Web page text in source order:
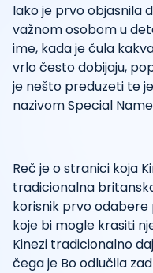
Iako je prvo objasnila
važnom osobom u
ime, kada je čula
vrlo često dobijaju,
je nešto preduzeti te
nazivom Special
Reč je o stranici koja
tradicionalna
korisnik prvo odabere
koje bi mogle krasiti
Kinezi tradicionalno
čega je Bo odlučila